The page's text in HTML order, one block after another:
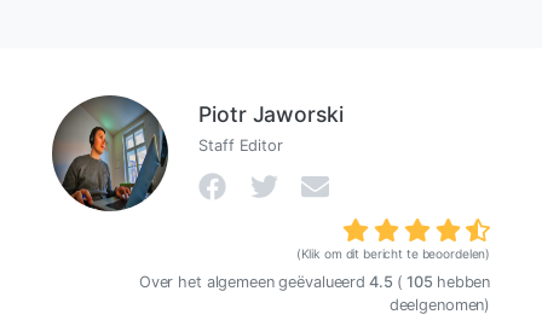
Piotr Jaworski
Staff Editor
(Klik om dit bericht te beoordelen)
Over het algemeen geëvalueerd 4.5 ( 105 hebben
deelgenomen)